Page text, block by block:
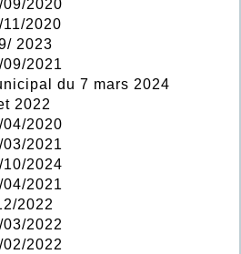
2020
2020
2023
2021
du 7 mars 2024
2022
2020
2021
2024
2021
2022
2022
2022